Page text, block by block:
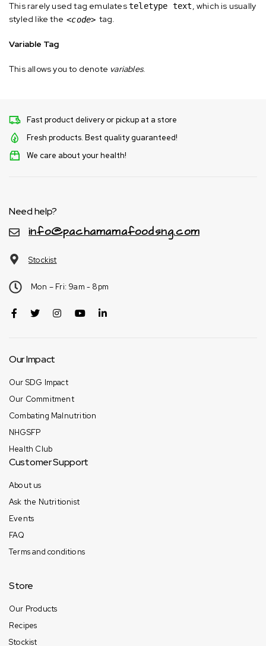
This rarely used tag emulatesteletype text, which is usually
styled like the <code> tag.
Variable Tag
This allows you to denote variables.
Fast product delivery or pickup at a store
Fresh products. Best quality guaranteed!
We care about your health!
Need help?
info@pachamamafoodsng.com
Stockist
Mon – Fri: 9am - 8pm
Our Impact
Our SDG Impact
Our Commitment
Combating Malnutrition
NHGSFP
Health Club
Customer Support
About us
Ask the Nutritionist
Events
FAQ
Terms and conditions
Store
Our Products
Recipes
Stockist